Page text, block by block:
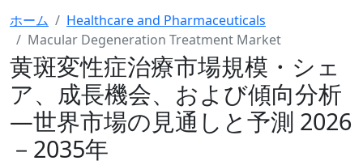
ホーム
Healthcare and Pharmaceuticals
Macular Degeneration Treatment Market
黄斑変性症治療市場規模・シェ
ア、成長機会、および傾向分析
―世界市場の見通しと予測 2026
－2035年